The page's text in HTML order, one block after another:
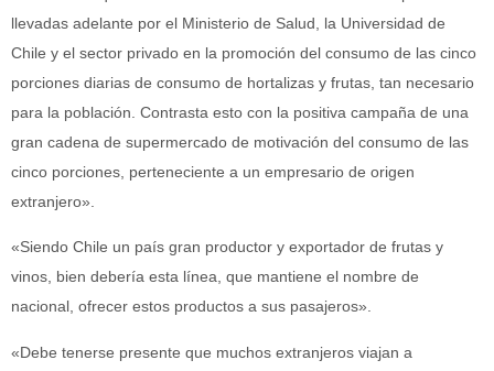
llevadas adelante por el Ministerio de Salud, la Universidad de
Chile y el sector privado en la promoción del consumo de las cinco
porciones diarias de consumo de hortalizas y frutas, tan necesario
para la población. Contrasta esto con la positiva campaña de una
gran cadena de supermercado de motivación del consumo de las
cinco porciones, perteneciente a un empresario de origen
extranjero».
«Siendo Chile un país gran productor y exportador de frutas y
vinos, bien debería esta línea, que mantiene el nombre de
nacional, ofrecer estos productos a sus pasajeros».
«Debe tenerse presente que muchos extranjeros viajan a